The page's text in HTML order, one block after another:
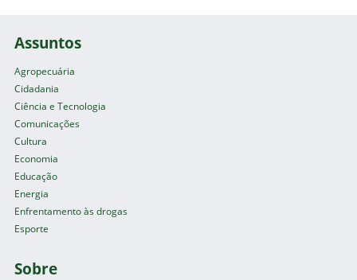
Assuntos
Agropecuária
Cidadania
Ciência e Tecnologia
Comunicações
Cultura
Economia
Educação
Energia
Enfrentamento às drogas
Esporte
Sobre